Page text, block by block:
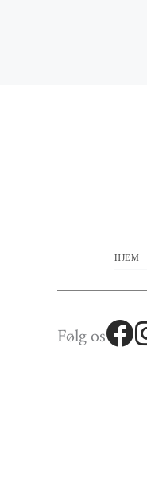
HJEM
Følg os